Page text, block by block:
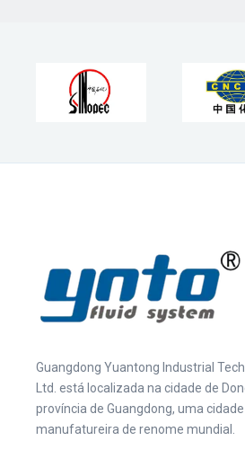
Guangdong Yuantong Industrial
Ltd. está localizada na cidade de
província de Guangdong, uma cidade
manufatureira de renome mundial.